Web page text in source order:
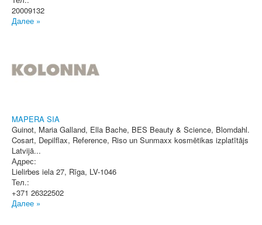
20009132
Далее »
MAPERA SIA
Guinot, Maria Galland, Ella Bache, BES Beauty & Science, Blomdahl.
Cosart, Depilflax, Reference, Riso un Sunmaxx kosmētikas izplatītājs
Latvijā...
Адрес:
Lielirbes iela 27, Rīga, LV-1046
Тел.:
+371 26322502
Далее »